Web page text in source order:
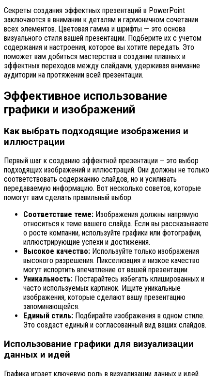
Секреты создания эффектных презентаций в PowerPoint
заключаются в внимании к деталям и гармоничном сочетании
всех элементов. Цветовая гамма и шрифты — это основа
визуального стиля вашей презентации. Подберите их с учетом
содержания и настроения, которое вы хотите передать. Это
поможет вам добиться мастерства в создании плавных и
эффектных переходов между слайдами, удерживая внимание
аудитории на протяжении всей презентации.
Эффективное использование
графики и изображений
Как выбрать подходящие изображения и
иллюстрации
Первый шаг к созданию эффектной презентации – это выбор
подходящих изображений и иллюстраций. Они должны не только
соответствовать содержанию слайдов, но и усиливать
передаваемую информацию. Вот несколько советов, которые
помогут вам сделать правильный выбор:
Соответствие теме: Изображения должны напрямую
относиться к теме вашего слайда. Если вы рассказываете
о росте компании, используйте графики или фотографии,
иллюстрирующие успехи и достижения.
Высокое качество: Используйте только изображения
высокого разрешения. Пикселизация и низкое качество
могут испортить впечатление от вашей презентации.
Уникальность: Постарайтесь избегать клишированных и
часто используемых картинок. Ищите уникальные
изображения, которые сделают вашу презентацию
запоминающейся.
Единый стиль: Подбирайте изображения в одном стиле.
Это создаст единый и согласованный вид ваших слайдов.
Использование графики для визуализации
данных и идей
Графика играет ключевую роль в визуализации данных и идей.